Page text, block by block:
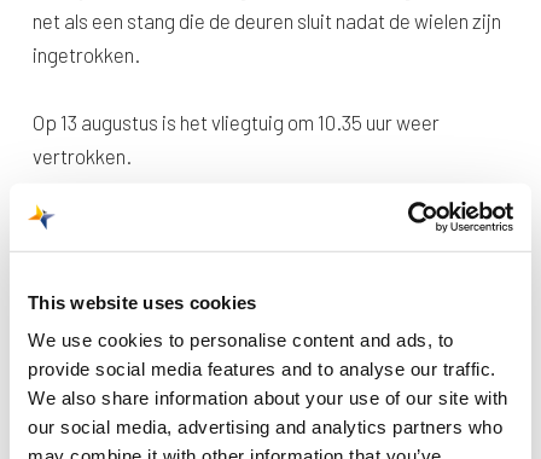
This website uses cookies
We use cookies to personalise content and ads, to
provide social media features and to analyse our traffic.
We also share information about your use of our site with
our social media, advertising and analytics partners who
net als een stang die de deuren sluit nadat de wielen zijn
ingetrokken.
Op 13 augustus is het vliegtuig om 10.35 uur weer
vertrokken.
Recente berichten
Trainingsvlucht 4 augustus